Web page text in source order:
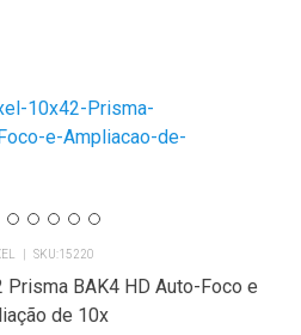
15220
BAK4 HD Auto-Foco e
de 10x